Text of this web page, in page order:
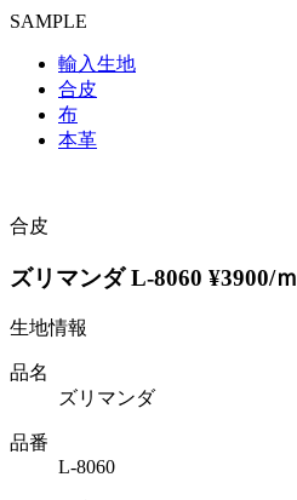
SAMPLE
輸入生地
合皮
布
本革
合皮
ズリマンダ L-8060 ¥3900/ｍ
生地情報
品名
ズリマンダ
品番
L-8060